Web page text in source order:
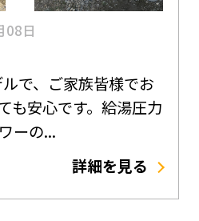
08日
で、ご家族皆様でお
も安心です。給湯圧力
ーの...
詳細を見る